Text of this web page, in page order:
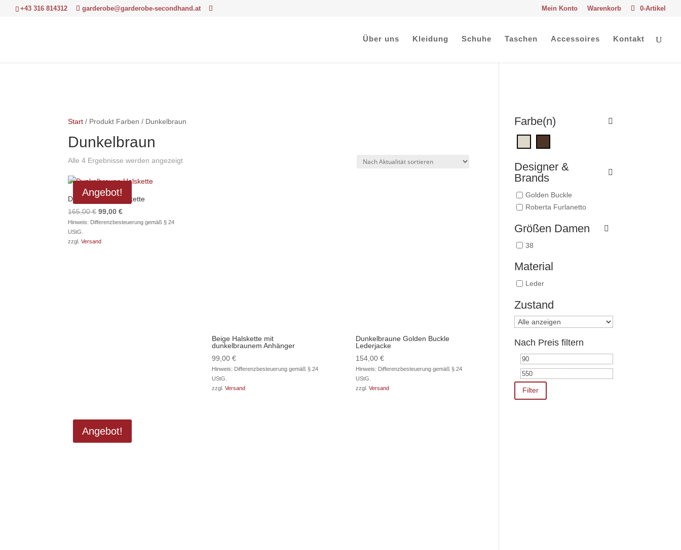
+43 316 814312 garderobe@garderobe-secondhand.at Mein Konto Warenkorb 0-Artikel
Über uns Kleidung Schuhe Taschen Accessoires Kontakt
Start / Produkt Farben / Dunkelbraun
Dunkelbraun
Alle 4 Ergebnisse werden angezeigtNach
Angebot!
Dunkelbraune Halskette
165,00€ Ursprünglicher
Preis
165,00 €
99,00€Aktueller
Preis
Hinweis: Differenzbesteuerung gemäß § 24
UStG.
zzgl.Versand
Beige Halskette mit
dunkelbraunem Anhänger
99,00 €
Hinweis: Differenzbesteuerung gemäß § 24
UStG.
zzgl. Versand
Dunkelbraune Golden Buckle
Lederjacke
154,00 €
Hinweis: Differenzbesteuerung gemäß § 24
UStG.
zzgl. Versand
Angebot!
Farbe(n)
Designer &
Brands
Golden Buckle
Roberta Furlanetto
Größen Damen
38
Material
Leder
Zustand
Nach Preis filtern
Min.
Preis
Filter